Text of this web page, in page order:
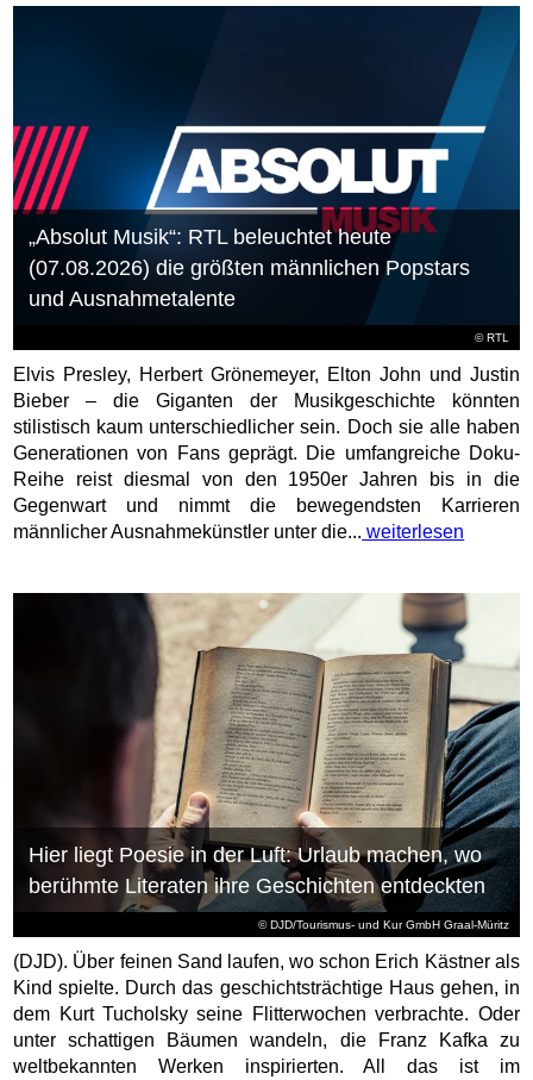
©RTL
„Absolut Musik“: RTL beleuchtet heute
(07.08.2026) die größten männlichen Popstars
und Ausnahmetalente
Elvis Presley, Herbert Grönemeyer, Elton John und Justin
Bieber – die Giganten der Musikgeschichte könnten
stilistisch kaum unterschiedlicher sein. Doch sie alle haben
Generationen von Fans geprägt. Die umfangreiche Doku-
Reihe reist diesmal von den 1950er Jahren bis in die
Gegenwart und nimmt die bewegendsten Karrieren
männlicher Ausnahmekünstler unter die... weiterlesen
© DJD/Tourismus- und Kur GmbH Graal-Müritz
Hier liegt Poesie in der Luft: Urlaub machen, wo
berühmte Literaten ihre Geschichten entdeckten
(DJD). Über feinen Sand laufen, wo schon Erich Kästner als
Kind spielte. Durch das geschichtsträchtige Haus gehen, in
dem Kurt Tucholsky seine Flitterwochen verbrachte. Oder
unter schattigen Bäumen wandeln, die Franz Kafka zu
weltbekannten Werken inspirierten. All das ist im